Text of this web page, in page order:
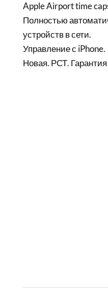
Apple Airport time
Полностью
устройств в сети.
Управление с iPhone.
Новая. РСТ. Гарантия